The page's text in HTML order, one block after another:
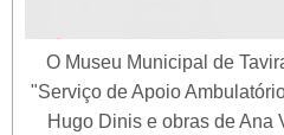
O Museu Municipal de
"Serviço de Apoio
Hugo Dinis e obras de Ana